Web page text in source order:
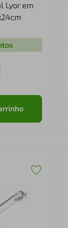
Lyor em